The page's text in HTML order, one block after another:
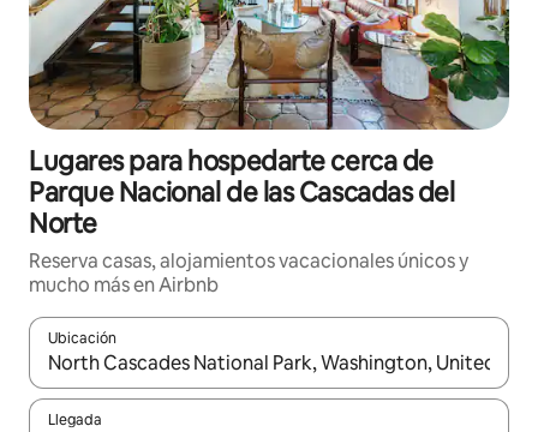
Lugares para hospedarte cerca de
Parque Nacional de las Cascadas del
Norte
Reserva casas, alojamientos vacacionales únicos y
mucho más en Airbnb
Ubicación
Cuando los resultados estén disponibles, podrás navegar
Llegada